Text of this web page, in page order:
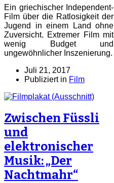
Ein griechischer Independent-
Film über die Ratlosigkeit der
Jugend in einem Land ohne
Zuversicht. Extremer Film mit
wenig Budget und
ungewöhnlicher Inszenierung.
Juli 21, 2017
Publiziert in Film
Zwischen Füssli
und
elektronischer
Musik: „Der
Nachtmahr“